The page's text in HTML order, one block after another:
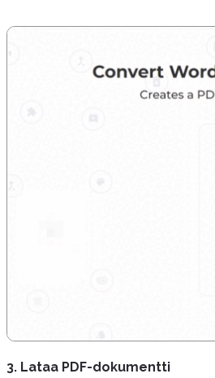
3. Lataa PDF-dokumentti